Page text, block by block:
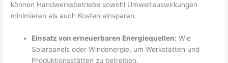
können Handwerksbetriebe sowohl Umweltauswirkungen
minimieren als auch Kosten einsparen.
Einsatz von erneuerbaren Energiequellen: Wie
Solarpanels oder Windenergie, um Werkstätten und
Produktionsstätten zu betreiben.